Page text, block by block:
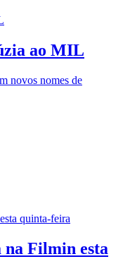
ao MIL
novos nomes de
na Filmin esta